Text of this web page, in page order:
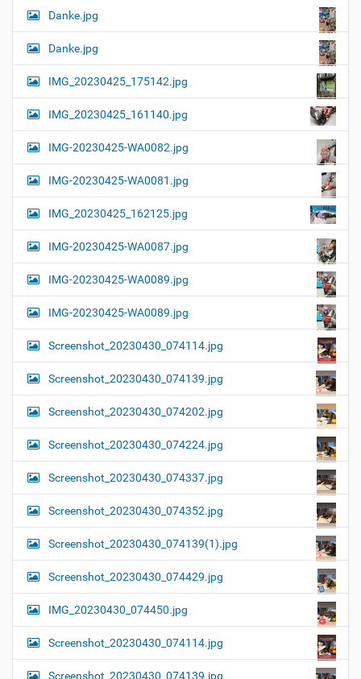
Danke.jpg
Danke.jpg
IMG_20230425_175142.jpg
IMG_20230425_161140.jpg
IMG-20230425-WA0082.jpg
IMG-20230425-WA0081.jpg
IMG_20230425_162125.jpg
IMG-20230425-WA0087.jpg
IMG-20230425-WA0089.jpg
IMG-20230425-WA0089.jpg
Screenshot_20230430_074114.jpg
Screenshot_20230430_074139.jpg
Screenshot_20230430_074202.jpg
Screenshot_20230430_074224.jpg
Screenshot_20230430_074337.jpg
Screenshot_20230430_074352.jpg
Screenshot_20230430_074139(1).jpg
Screenshot_20230430_074429.jpg
IMG_20230430_074450.jpg
Screenshot_20230430_074114.jpg
Screenshot_20230430_074139.jpg